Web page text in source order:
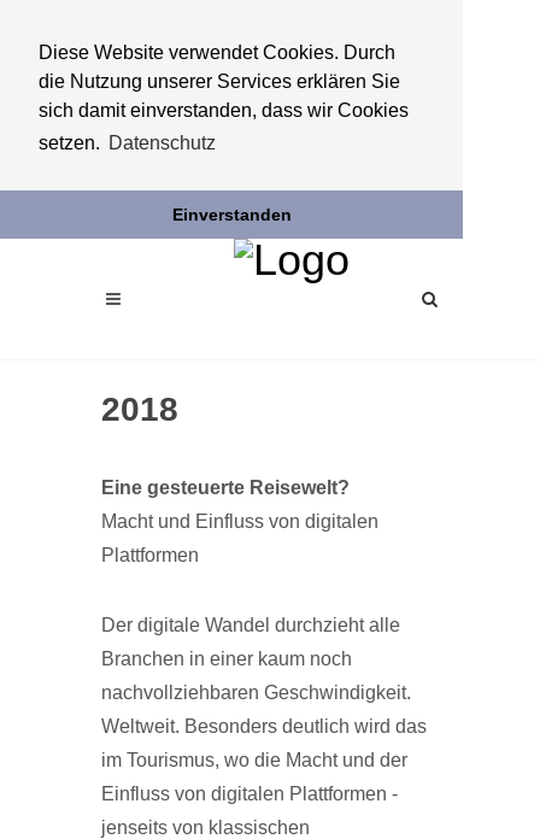
Diese Website verwendet Cookies. Durch
die Nutzung unserer Services erklären Sie
sich damit einverstanden, dass wir Cookies
setzen. Datenschutz
Einverstanden
2018
Eine gesteuerte Reisewelt?
Macht und Einfluss von digitalen
Plattformen
Der digitale Wandel durchzieht alle
Branchen in einer kaum noch
nachvollziehbaren Geschwindigkeit.
Weltweit. Besonders deutlich wird das
im Tourismus, wo die Macht und der
Einfluss von digitalen Plattformen -
jenseits von klassischen